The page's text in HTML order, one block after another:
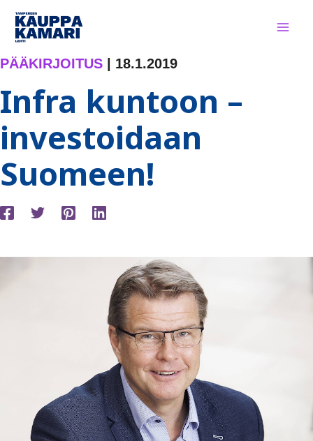
Siirry
sisältöön
PÄÄKIRJOITUS 18.1.2019
Infra kuntoon –
investoidaan
Suomeen!